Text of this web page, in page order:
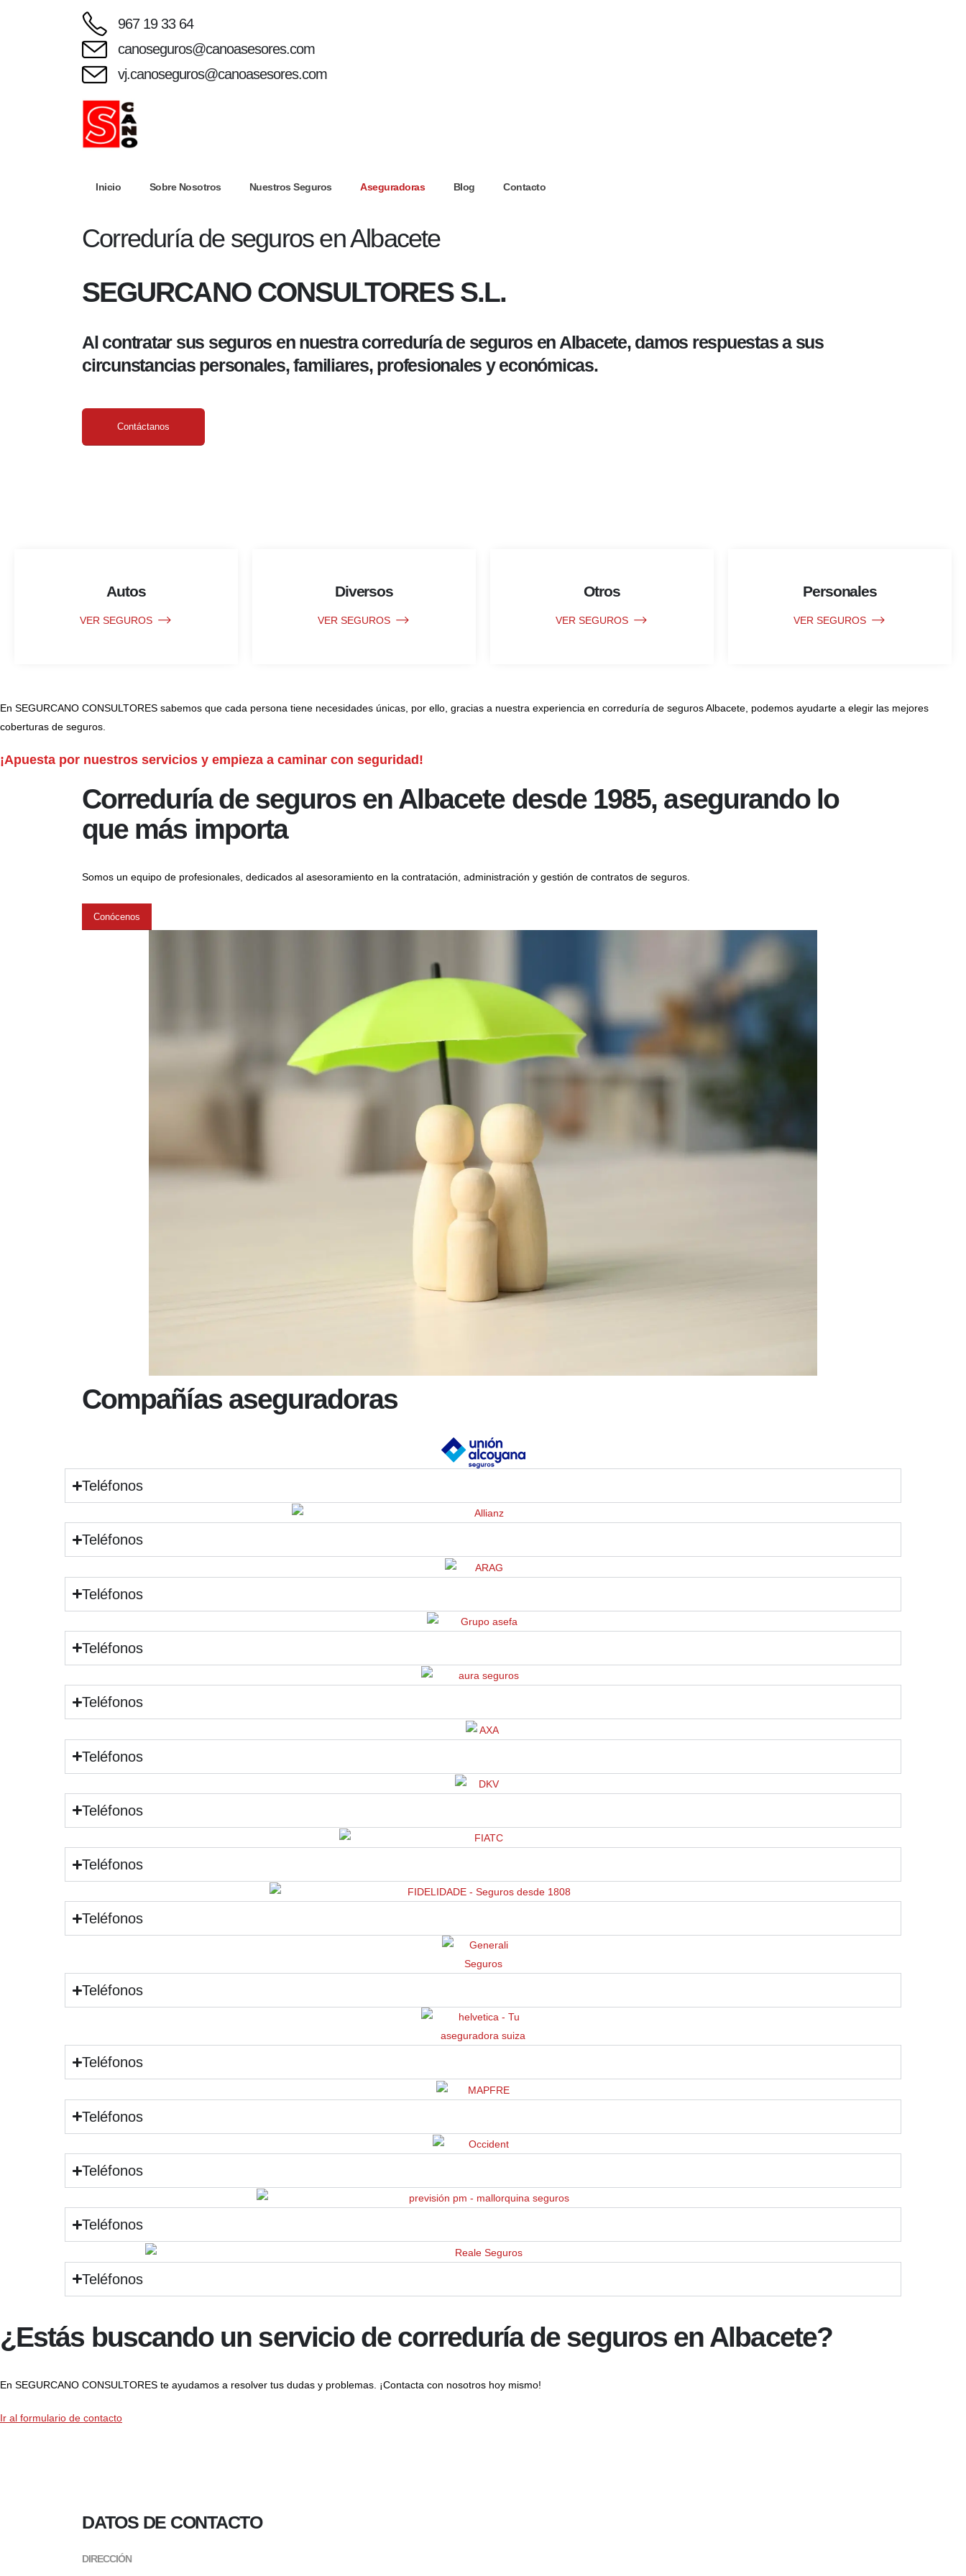
967 19 33 64
canoseguros@canoasesores.com
vj.canoseguros@canoasesores.com
Inicio Sobre Nosotros Nuestros Seguros Aseguradoras Blog Contacto
Correduría de seguros en Albacete
SEGURCANO CONSULTORES S.L.
Al contratar sus seguros en nuestra correduría de seguros en Albacete, damos respuestas a sus
circunstancias personales, familiares, profesionales y económicas.
Contáctanos
Autos
VER SEGUROS
Diversos
VER SEGUROS
Otros
VER SEGUROS
Personales
VER SEGUROS
En SEGURCANO CONSULTORES sabemos que cada persona tiene necesidades únicas, por ello, gracias a nuestra experiencia en correduría de seguros Albacete, podemos ayudarte a elegir las mejores
coberturas de seguros.
¡Apuesta por nuestros servicios y empieza a caminar con seguridad!
Correduría de seguros en Albacete desde 1985, asegurando lo
que más importa
Somos un equipo de profesionales, dedicados al asesoramiento en la contratación, administración y gestión de contratos de seguros.
Conócenos
Compañías aseguradoras
Teléfonos
Teléfonos
Teléfonos
Teléfonos
Teléfonos
Teléfonos
Teléfonos
Teléfonos
Teléfonos
Teléfonos
Teléfonos
Teléfonos
Teléfonos
Teléfonos
Teléfonos
¿Estás buscando un servicio de correduría de seguros en Albacete?
En SEGURCANO CONSULTORES te ayudamos a resolver tus dudas y problemas. ¡Contacta con nosotros hoy mismo!
Ir al formulario de contacto
DATOS DE CONTACTO
DIRECCIÓN